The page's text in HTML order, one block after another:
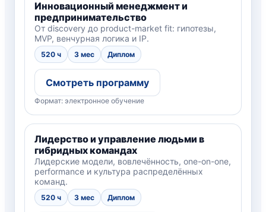
Инновационный менеджмент и
предпринимательство
От discovery до product-market fit: гипотезы,
MVP, венчурная логика и IP.
520 ч 3 мес Диплом
Смотреть программу
Формат: электронное обучение
Лидерство и управление людьми в
гибридных командах
Лидерские модели, вовлечённость, one-on-one,
performance и культура распределённых
команд.
520 ч 3 мес Диплом